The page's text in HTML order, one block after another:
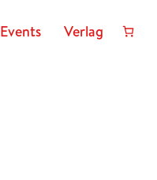
Events Verlag